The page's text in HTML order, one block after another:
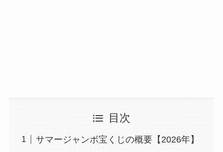
目次
サマージャンボ宝くじの概要【2026年】